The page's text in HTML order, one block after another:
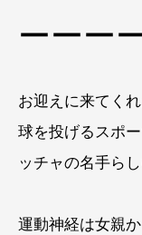
ーーー
お迎えに来てく
球を投げるスポ
ッチャの名手ら
運動神経は女親